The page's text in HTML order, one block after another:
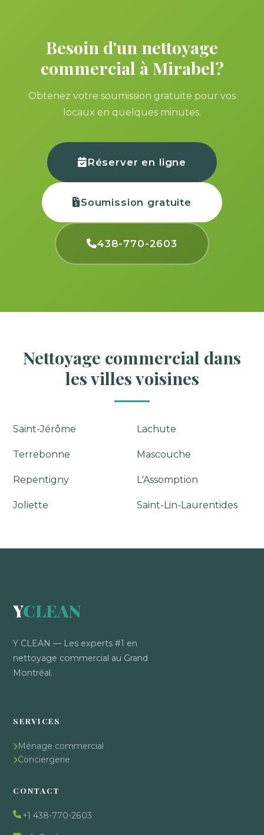
Besoin d'un nettoyage
commercial à Mirabel?
Obtenez votre soumission gratuite pour vos
locaux en quelques minutes.
Réserver en ligne
Soumission gratuite
438-770-2603
Nettoyage commercial dans
les villes voisines
Saint-Jérôme Lachute
Terrebonne Mascouche
Repentigny L'Assomption
Joliette Saint-Lin-Laurentides
YCLEAN
Y CLEAN — Les experts #1 en
nettoyage commercial au Grand
Montréal.
SERVICES
Ménage commercial
Conciergerie
CONTACT
+1 438-770-2603